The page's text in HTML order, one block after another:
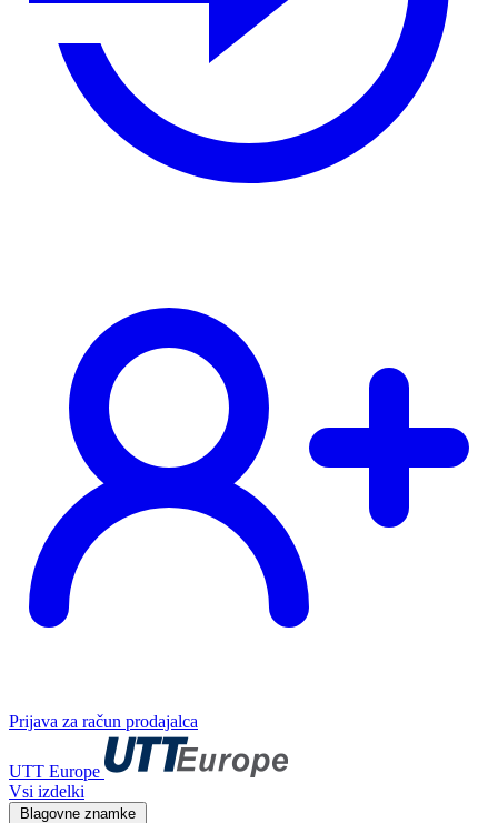
Prijava za račun prodajalca
UTT Europe
Vsi izdelki
Blagovne znamke